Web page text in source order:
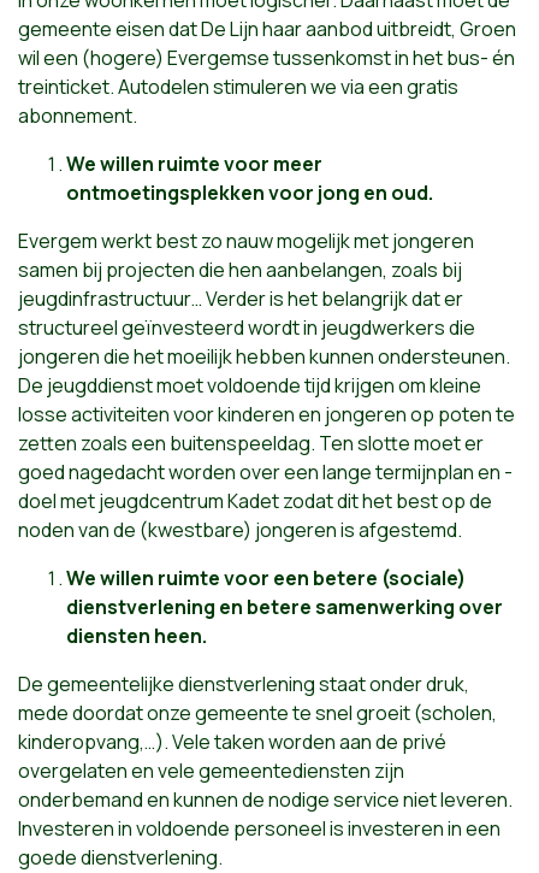
gemeente eisen dat De Lijn haar aanbod uitbreidt, Groen
wil een (hogere) Evergemse tussenkomst in het bus- én
treinticket. Autodelen stimuleren we via een gratis
abonnement.
We willen ruimte voor meer
ontmoetingsplekken voor jong en oud.
Evergem werkt best zo nauw mogelijk met jongeren
samen bij projecten die hen aanbelangen, zoals bij
jeugdinfrastructuur… Verder is het belangrijk dat er
structureel geïnvesteerd wordt in jeugdwerkers die
jongeren die het moeilijk hebben kunnen ondersteunen.
De jeugddienst moet voldoende tijd krijgen om kleine
losse activiteiten voor kinderen en jongeren op poten te
zetten zoals een buitenspeeldag. Ten slotte moet er
goed nagedacht worden over een lange termijnplan en -
doel met jeugdcentrum Kadet zodat dit het best op de
noden van de (kwestbare) jongeren is afgestemd.
We willen ruimte voor een betere (sociale)
dienstverlening en betere samenwerking over
diensten heen.
De gemeentelijke dienstverlening staat onder druk,
mede doordat onze gemeente te snel groeit (scholen,
kinderopvang,…). Vele taken worden aan de privé
overgelaten en vele gemeentediensten zijn
onderbemand en kunnen de nodige service niet leveren.
Investeren in voldoende personeel is investeren in een
goede dienstverlening.